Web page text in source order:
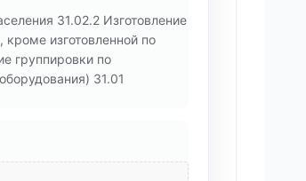
31.02.2 Изготовление
изготовленной по
группировки по
31.01